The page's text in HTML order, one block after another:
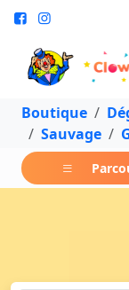
Boutique
Sauvage